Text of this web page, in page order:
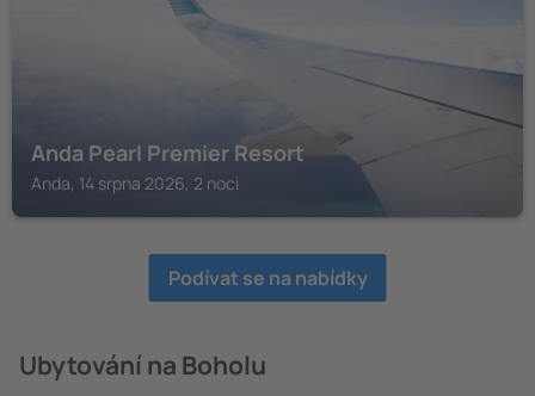
Anda Pearl Premier Resort
Anda, 14 srpna 2026, 2 noci
Podívat se na nabídky
Ubytování na Boholu